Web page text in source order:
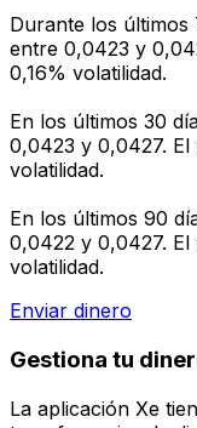
Durante los últimos
entre 0,0423 y
0,16% volatilidad.
En los últimos 30
0,0423 y 0,0427.
volatilidad.
En los últimos 90
0,0422 y 0,0427.
volatilidad.
Enviar dinero
Gestiona tu
La aplicación Xe